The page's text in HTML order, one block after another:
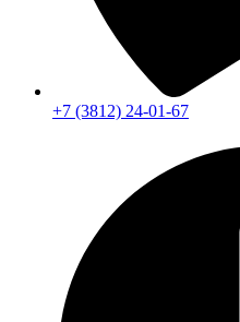
+7 (3812) 24-01-67